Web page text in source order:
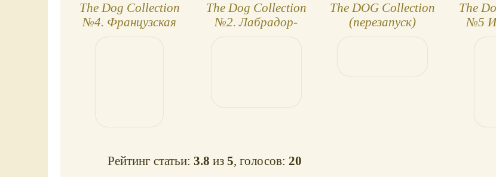
The Dog Collection
№4. Французская
The Dog Collection
№2. Лабрадор-
The DOG Сollection
(перезапуск)
The
№5
Рейтинг статьи:3.8 из5 , голосов: 20